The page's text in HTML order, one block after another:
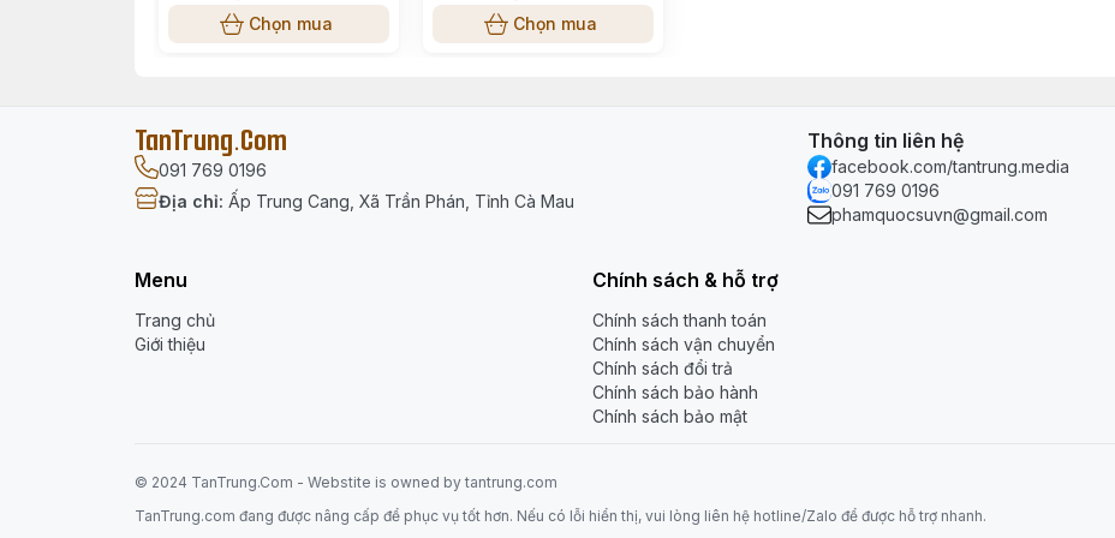
Chọn mua Chọn mua
TanTrung.Com
091 769 0196
Địa chỉ: Ấp Trung Cang, Xã Trần Phán, Tỉnh Cà Mau
Thông tin liên hệ
facebook.com/tantrung.media
091 769 0196
phamquocsuvn@gmail.com
Menu
Trang chủ
Giới thiệu
Chính sách & hỗ trợ
Chính sách thanh toán
Chính sách vận chuyển
Chính sách đổi trả
Chính sách bảo hành
Chính sách bảo mật
© 2024 TanTrung.Com - Webstite is owned by tantrung.com
TanTrung.com đang được nâng cấp để phục vụ tốt hơn. Nếu có lỗi hiển thị, vui lòng liên hệ hotline/Zalo để được hỗ trợ nhanh.